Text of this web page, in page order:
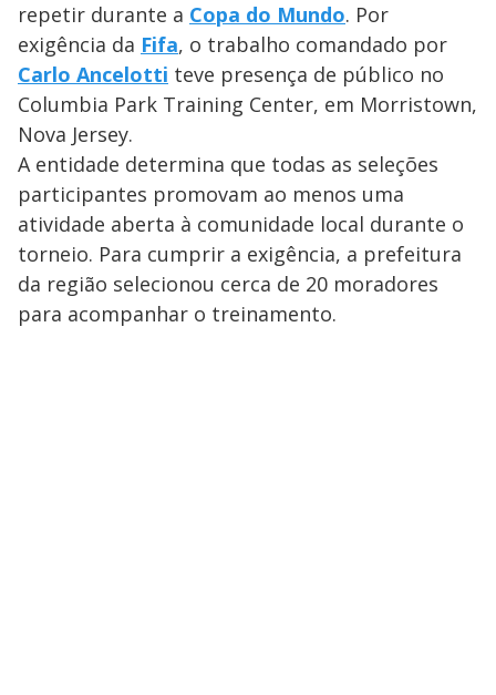
repetir durante a Copa do Mundo. Por
exigência da Fifa, o trabalho comandado por
Carlo Ancelotti teve presença de público no
Columbia Park Training Center, em Morristown,
Nova Jersey.
A entidade determina que todas as seleções
participantes promovam ao menos uma
atividade aberta à comunidade local durante o
torneio. Para cumprir a exigência, a prefeitura
da região selecionou cerca de 20 moradores
para acompanhar o treinamento.